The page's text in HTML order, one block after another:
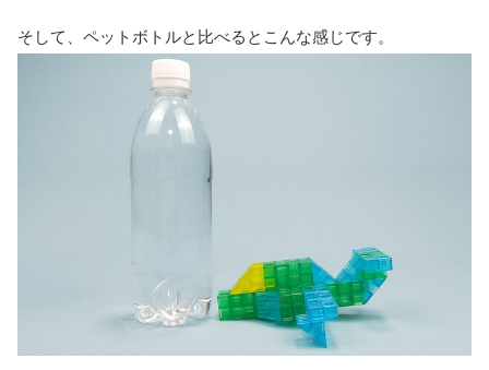
そして、ペットボトルと比べるとこんな感じです。